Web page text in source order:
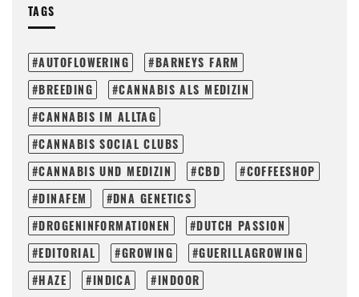
TAGS
AUTOFLOWERING
BARNEYS FARM
BREEDING
CANNABIS ALS MEDIZIN
CANNABIS IM ALLTAG
CANNABIS SOCIAL CLUBS
CANNABIS UND MEDIZIN
CBD
COFFEESHOP
DINAFEM
DNA GENETICS
DROGENINFORMATIONEN
DUTCH PASSION
EDITORIAL
GROWING
GUERILLAGROWING
HAZE
INDICA
INDOOR